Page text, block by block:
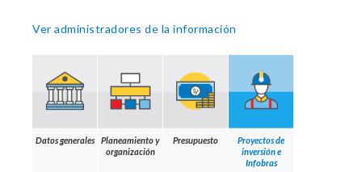
Ver administradores de la información
Datos generales
Planeamiento y
organización
Presupuesto
Proyectos de
inversión e
Infobras